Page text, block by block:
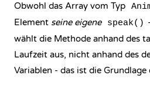
Obwohl das Array vom Typ
Element seine eigene speak()
wählt die Methode anhand des
Laufzeit aus, nicht anhand des
Variablen - das ist die